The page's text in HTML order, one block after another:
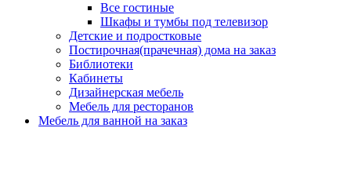
Все гостиные
Шкафы и тумбы под телевизор
Детские и подростковые
Постирочная(прачечная) дома на заказ
Библиотеки
Кабинеты
Дизайнерская мебель
Мебель для ресторанов
Мебель для ванной на заказ